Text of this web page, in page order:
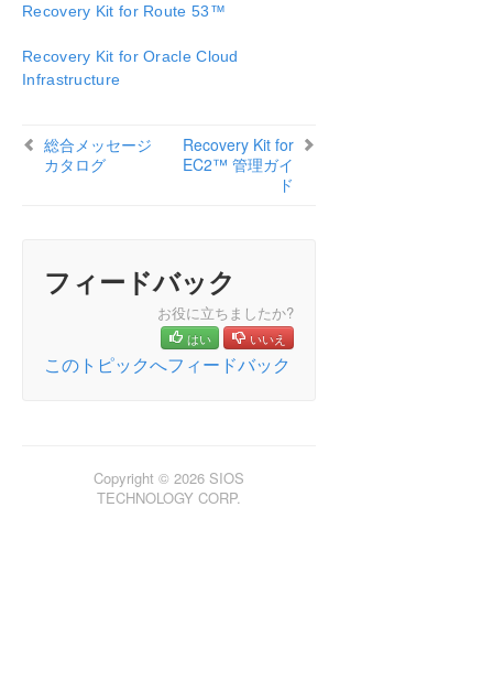
Recovery Kit for Route 53™
Recovery Kit for Oracle Cloud
Infrastructure
総合メッセージ
カタログ
Recovery Kit for
EC2™ 管理ガイ
ド
フィードバック
お役に立ちましたか?
はい いいえ
このトピックへフィードバック
Copyright © 2026 SIOS
TECHNOLOGY CORP.